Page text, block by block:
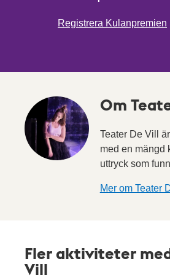
Registrera Kulanpremien
Om
Teater De Vill
med en mängd
uttryck som
Mer om Teater
Fler aktiviteter
Vill